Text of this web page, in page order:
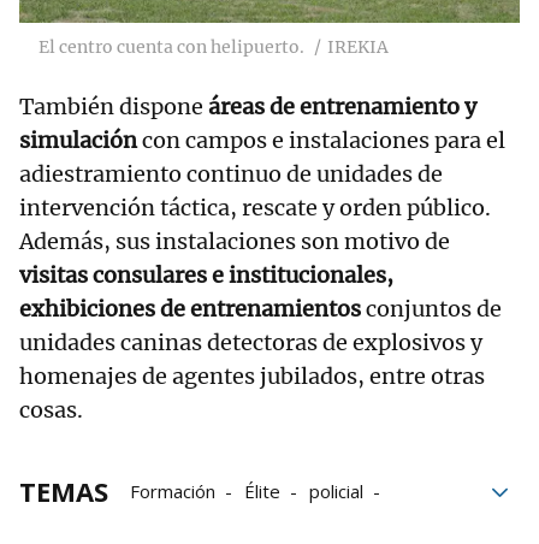
El centro cuenta con helipuerto. IREKIA
También dispone áreas de entrenamiento y
simulacióncon campos e instalaciones para el
adiestramiento continuo de unidades de
intervención táctica, rescate y orden público.
Además, sus instalaciones son motivo de
visitas consulares e institucionales,
exhibiciones de entrenamientosconjuntos de
unidades caninas detectoras de explosivos y
homenajes de agentes jubilados, entre otras
cosas.
TEMAS Formación Élite
policial